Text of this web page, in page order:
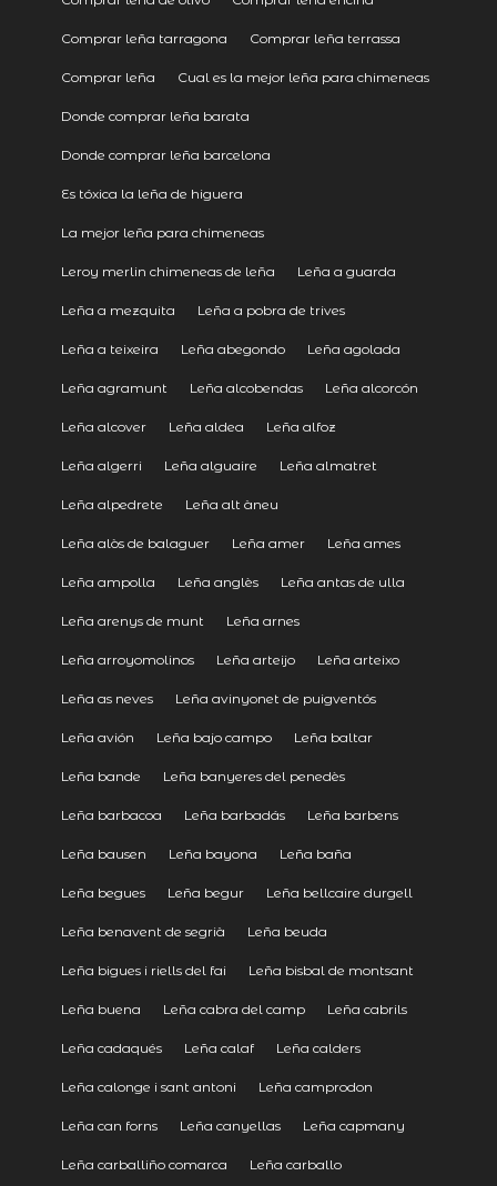
Comprar leña tarragona Comprar leña terrassa
Comprar leña Cual es la mejor leña para chimeneas
Donde comprar leña barata
Donde comprar leña barcelona
Es tóxica la leña de higuera
La mejor leña para chimeneas
Leroy merlin chimeneas de leña Leña a guarda
Leña a mezquita Leña a pobra de trives
Leña a teixeira Leña abegondo Leña agolada
Leña agramunt Leña alcobendas Leña alcorcón
Leña alcover Leña aldea Leña alfoz
Leña algerri Leña alguaire Leña almatret
Leña alpedrete Leña alt àneu
Leña alòs de balaguer Leña amer Leña ames
Leña ampolla Leña anglès Leña antas de ulla
Leña arenys de munt Leña arnes
Leña arroyomolinos Leña arteijo Leña arteixo
Leña as neves Leña avinyonet de puigventós
Leña avión Leña bajo campo Leña baltar
Leña bande Leña banyeres del penedès
Leña barbacoa Leña barbadás Leña barbens
Leña bausen Leña bayona Leña baña
Leña begues Leña begur Leña bellcaire durgell
Leña benavent de segrià Leña beuda
Leña bigues i riells del fai Leña bisbal de montsant
Leña buena Leña cabra del camp Leña cabrils
Leña cadaqués Leña calaf Leña calders
Leña calonge i sant antoni Leña camprodon
Leña can forns Leña canyellas Leña capmany
Leña carballiño comarca Leña carballo